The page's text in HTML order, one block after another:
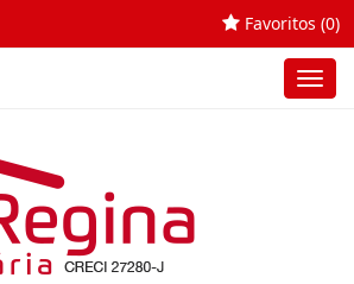
Favoritos (0)